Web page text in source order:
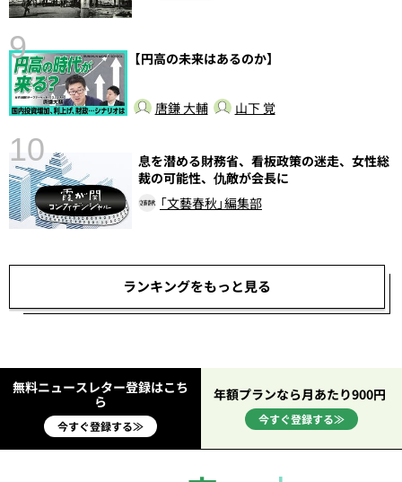
9 【円高の未来はあるのか】
唐鎌 大輔 山下 覚
10
息を潜める財務省、看板政策の迷走、女性総
裁の可能性、仇敵が会長に
「文藝春秋」編集部
ランキングをもっと見る
無料ニュースレター登録はこち
ら
今すぐ登録する≫
年額プランなら月あたり900円
今すぐ登録する≫